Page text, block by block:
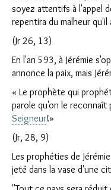
soyez attentifs à l'appel
repentira du malheur
(Jr 26, 13)
En l'an 593, à Jérémie
annonce la paix, mais
« Le prophète qui
parole qu'on le reconnaît
Seigneur!»
(Jr, 28, 9)
Les prophéties de
jeté dans la vase d'une